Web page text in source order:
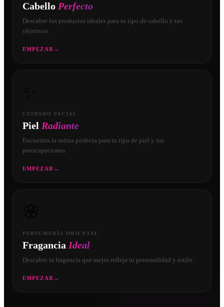
Cabello Perfecto
Descubre los productos ideales para tu tipo de cabello y tus
objetivos.
EMPEZAR →
CUIDADO FACIAL
Piel Radiante
Encuentra la rutina perfecta para tu tipo de piel y tus
preocupaciones.
EMPEZAR →
PERFUMERÍA ORIENTAL
Fragancia Ideal
Descubre la fragancia que mejor refleja tu personalidad y estilo.
EMPEZAR →